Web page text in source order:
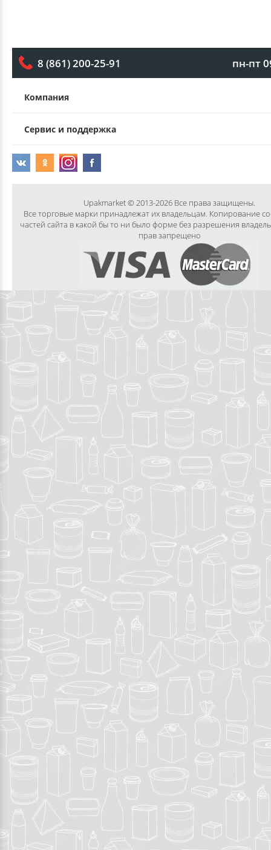
8 (861) 200-25-91 пн-пт
Компания
Сервис и поддержка
Upakmarket © 2013-2026 Все права защищены.
Все торговые марки принадлежат их владельцам. Копирование
частей сайта в какой бы то ни было форме без разрешения
прав запрещено